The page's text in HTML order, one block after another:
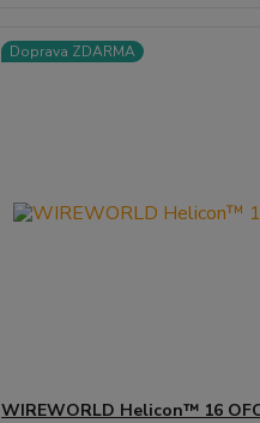
Doprava ZDARMA
WIREWORLD Helicon™ 16